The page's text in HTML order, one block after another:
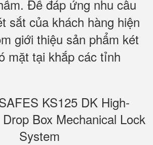
Để đáp ứng nhu cầu
sắt của khách hàng hiện
giới thiệu sản phẩm két
mặt tại khắp các tỉnh
KS125 DK High-
Box Mechanical Lock
System